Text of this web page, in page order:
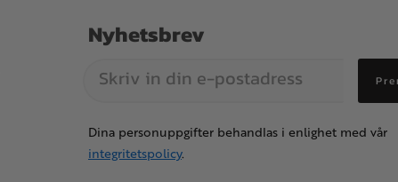
Nyhetsbrev
Dina personuppgifter behandlas i enlighet med vår
integritetspolicy.